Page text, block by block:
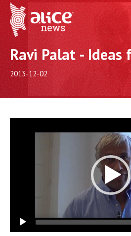
Ravi Palat - Ideas
2013-12-02